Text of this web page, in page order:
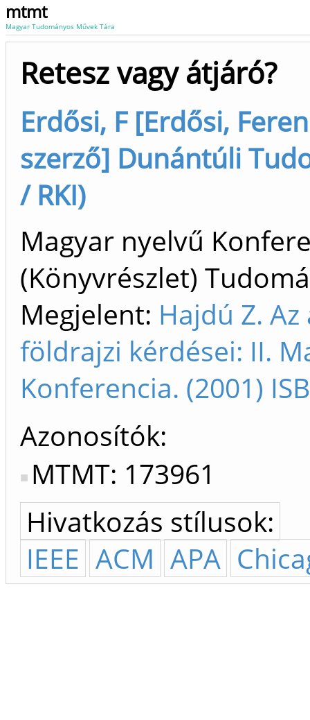
mtmt
Magyar Tudományos Művek Tára
Retesz vagy átjáró?
Erdősi, F [Erdősi,
szerző] Dunántúli
/ RKI)
Magyar nyelvű
(Könyvrészlet)
Megjelent: Hajdú Z.
földrajzi kérdései: II.
Konferencia. (2001)
Azonosítók
MTMT: 173961
Hivatkozás stílusok:
IEEE ACM APA